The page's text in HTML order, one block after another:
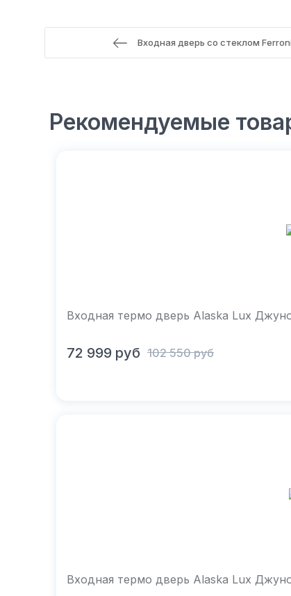
Входная дверь со стеклом
Рекомендуемые
Входная термо дверь Alaska Lux
В корзину
72 999 руб 102 550 руб
Входная термо дверь Alaska Lux